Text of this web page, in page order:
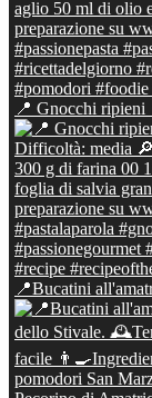
📍 Gnocchi ripieni
📍Bucatini